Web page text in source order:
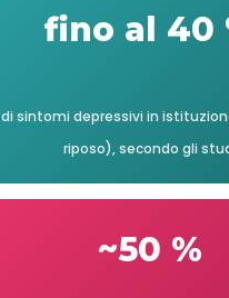
fino al 40
di sintomi depressivi in
riposo), secondo gli
~50 %